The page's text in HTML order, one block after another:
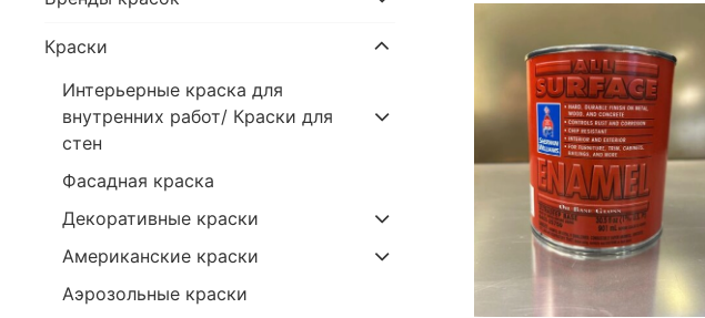
Крaски
Интерьерные краска для
внутренних работ/ Краски для
стен
Фасадная краска
Декоративные краски
Американские краски
Аэрозольные крaски